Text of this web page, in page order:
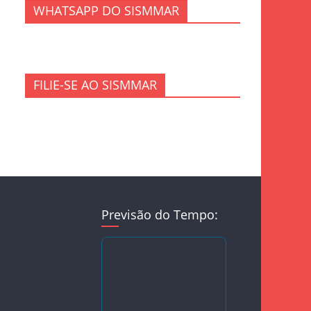
WHATSAPP DO SISMMAR
FILIE-SE AO SISMMAR
Previsão do Tempo: